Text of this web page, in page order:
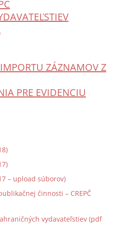
ZÁZNAMOV Z
PRE EVIDENCIU
– upload súborov)
činnosti – CREPČ
vydavateľstiev (pdf